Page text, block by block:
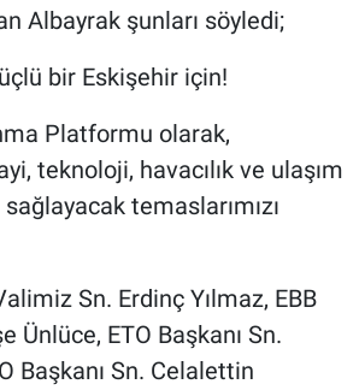
Albayrak şunları söyledi;
bir Eskişehir için!
Platformu olarak,
teknoloji, havacılık ve ulaşım
temaslarımızı
Sn. Erdinç Yılmaz, EBB
Ünlüce, ETO Başkanı Sn.
Başkanı Sn. Celalettin